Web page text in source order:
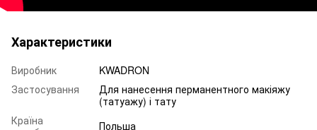
Характеристики
Виробник
KWADRON
Застосування
Для нанесення перманентного макіяжу
(татуажу) і тату
Країна
Польша